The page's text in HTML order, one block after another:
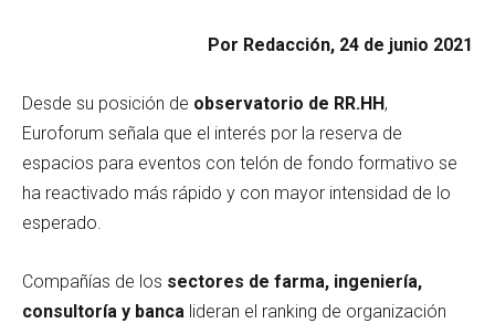
Por Redacción, 24 de junio 2021
Desde su posición de observatorio de RR.HH,
Euroforum señala que el interés por la reserva de
espacios para eventos con telón de fondo formativo se
ha reactivado más rápido y con mayor intensidad de lo
esperado.
Compañías de los sectores de farma, ingeniería,
consultoría y banca lideran el ranking de organización